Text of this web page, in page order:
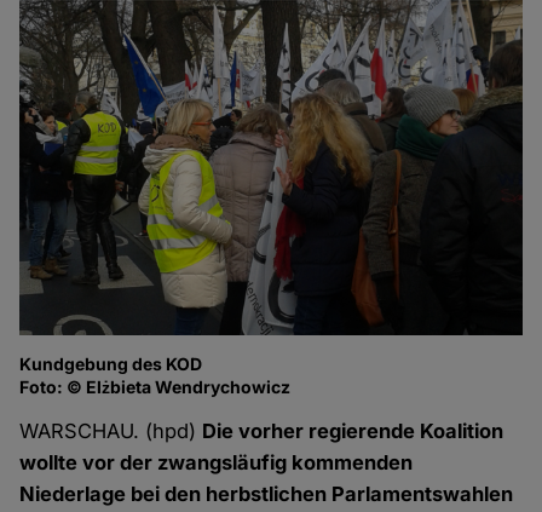
Kundgebung des KOD
Foto: © Elżbieta Wendrychowicz
WARSCHAU. (hpd) Die vorher regierende Koalition
wollte vor der zwangsläufig kommenden
Niederlage bei den herbstlichen Parlamentswahlen